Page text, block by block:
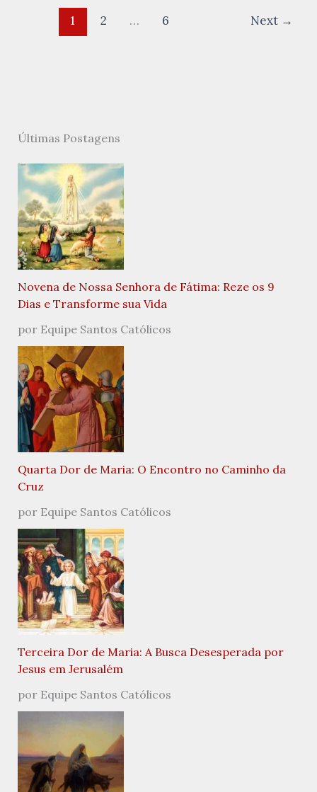
1 2 … 6 Next →
Últimas Postagens
Novena de Nossa Senhora de Fátima: Reze os 9
Dias e Transforme sua Vida
por Equipe Santos Católicos
Quarta Dor de Maria: O Encontro no Caminho da
Cruz
por Equipe Santos Católicos
Terceira Dor de Maria: A Busca Desesperada por
Jesus em Jerusalém
por Equipe Santos Católicos